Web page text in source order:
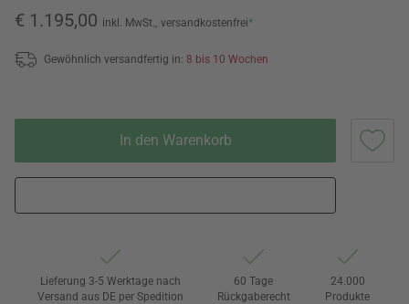
€ 1.195,00 inkl. MwSt., versandkostenfrei*
Gewöhnlich versandfertig in: 8 bis 10 Wochen
In den Warenkorb
Lieferung 3-5 Werktage nach
Versand aus DE per Spedition
60 Tage
Rückgaberecht
24.000
Produkte